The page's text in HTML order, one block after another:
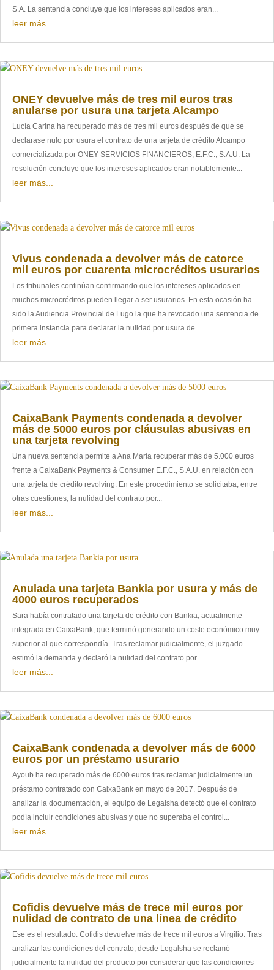
S.A. La sentencia concluye que los intereses aplicados eran...
leer más...
ONEY devuelve más de tres mil euros tras
anularse por usura una tarjeta Alcampo
Lucía Carina ha recuperado más de tres mil euros después de que se
declarase nulo por usura el contrato de una tarjeta de crédito Alcampo
comercializada por ONEY SERVICIOS FINANCIEROS, E.F.C., S.A.U. La
resolución concluye que los intereses aplicados eran notablemente...
leer más...
Vivus condenada a devolver más de catorce
mil euros por cuarenta microcréditos usurarios
Los tribunales continúan confirmando que los intereses aplicados en
muchos microcréditos pueden llegar a ser usurarios. En esta ocasión ha
sido la Audiencia Provincial de Lugo la que ha revocado una sentencia de
primera instancia para declarar la nulidad por usura de...
leer más...
CaixaBank Payments condenada a devolver
más de 5000 euros por cláusulas abusivas en
una tarjeta revolving
Una nueva sentencia permite a Ana María recuperar más de 5.000 euros
frente a CaixaBank Payments & Consumer E.F.C., S.A.U. en relación con
una tarjeta de crédito revolving. En este procedimiento se solicitaba, entre
otras cuestiones, la nulidad del contrato por...
leer más...
Anulada una tarjeta Bankia por usura y más de
4000 euros recuperados
Sara había contratado una tarjeta de crédito con Bankia, actualmente
integrada en CaixaBank, que terminó generando un coste económico muy
superior al que correspondía. Tras reclamar judicialmente, el juzgado
estimó la demanda y declaró la nulidad del contrato por...
leer más...
CaixaBank condenada a devolver más de 6000
euros por un préstamo usurario
Ayoub ha recuperado más de 6000 euros tras reclamar judicialmente un
préstamo contratado con CaixaBank en mayo de 2017. Después de
analizar la documentación, el equipo de Legalsha detectó que el contrato
podía incluir condiciones abusivas y que no superaba el control...
leer más...
Cofidis devuelve más de trece mil euros por
nulidad de contrato de una línea de crédito
Ese es el resultado. Cofidis devuelve más de trece mil euros a Virgilio. Tras
analizar las condiciones del contrato, desde Legalsha se reclamó
judicialmente la nulidad del producto por considerar que las condiciones